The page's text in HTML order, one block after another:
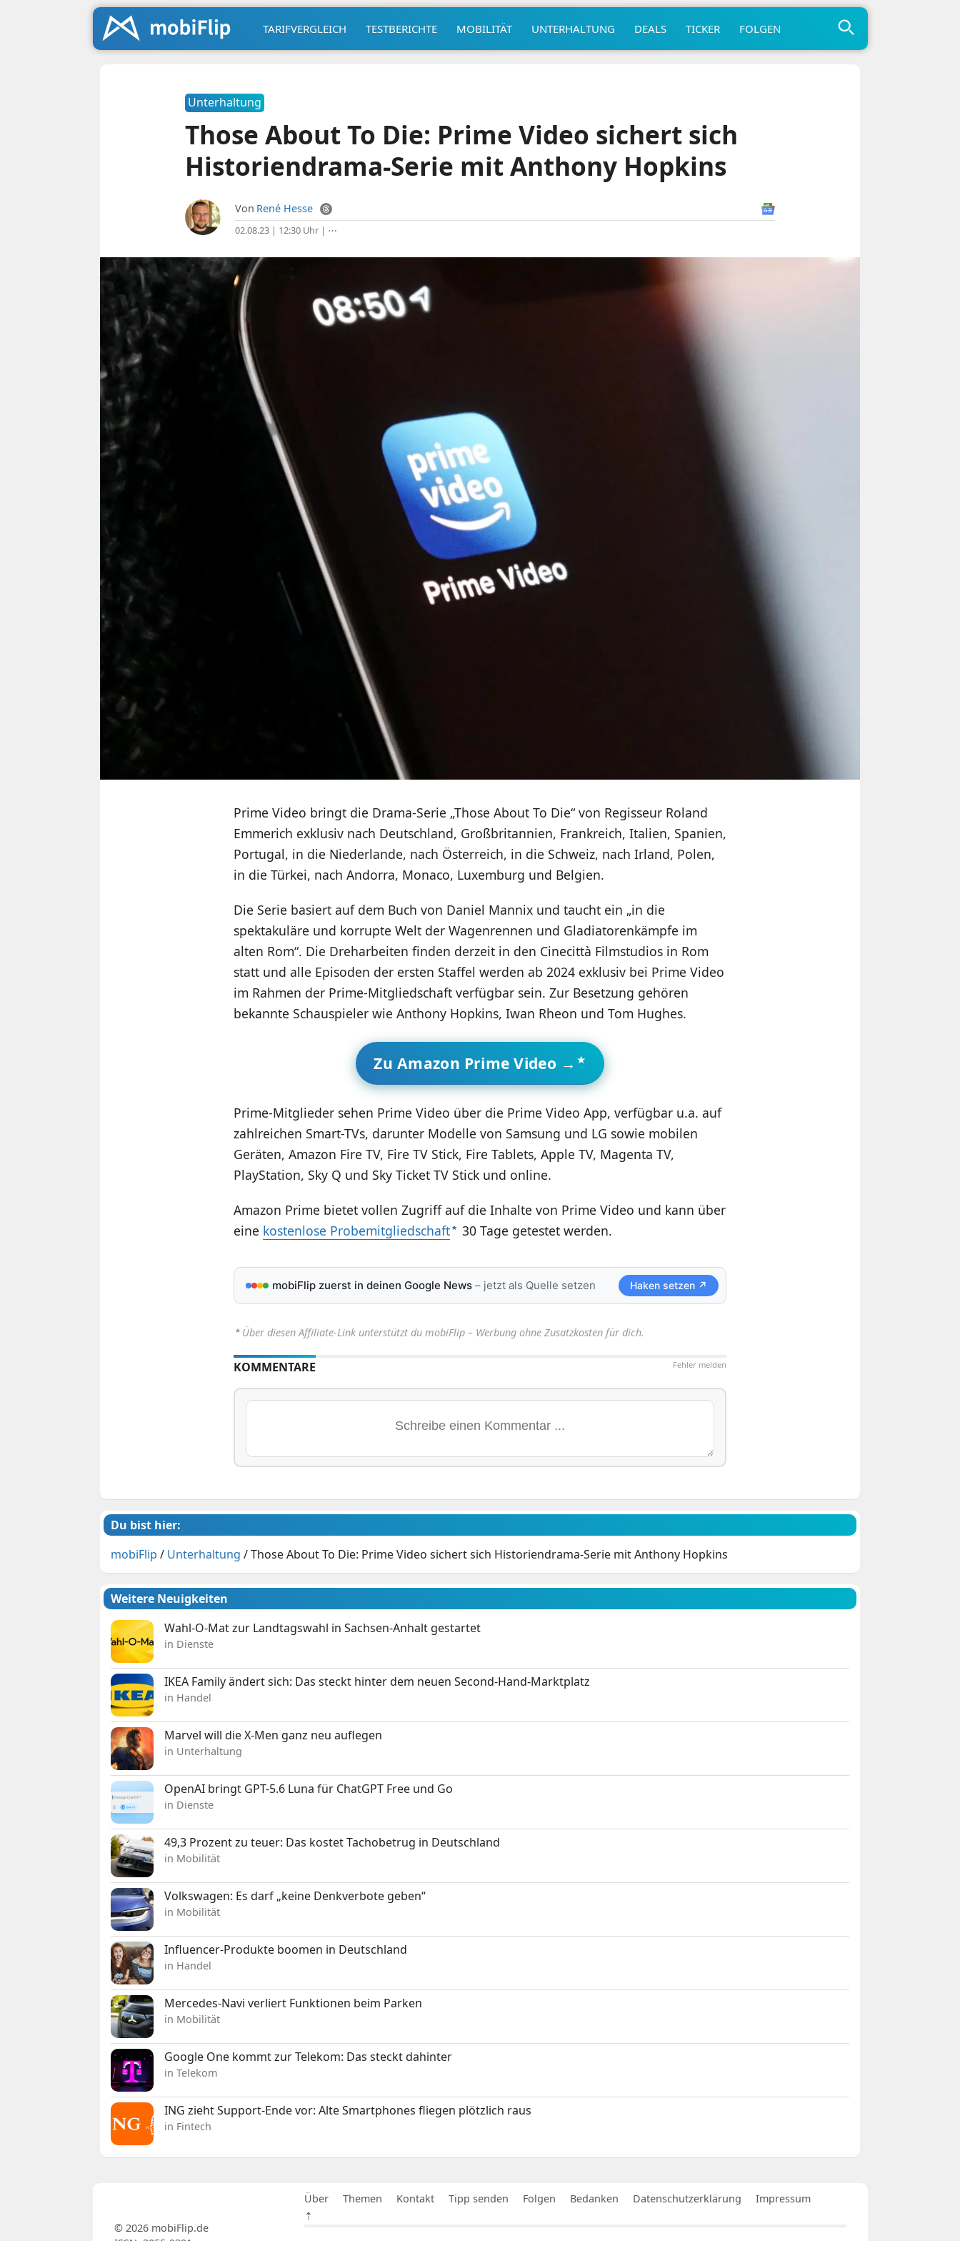
TARIFVERGLEICH TESTBERICHTE MOBILITÄT UNTERHALTUNG DEALS TICKER FOLGEN
Unterhaltung
Those About To Die: Prime Video sichert sich
Historiendrama-Serie mit Anthony Hopkins
Von René Hesse
02.08.23 | 12:30 Uhr| ⋯
Prime Video bringt die Drama-Serie „Those About To Die“ von Regisseur Roland
Emmerich exklusiv nach Deutschland, Großbritannien, Frankreich, Italien, Spanien,
Portugal, in die Niederlande, nach Österreich, in die Schweiz, nach Irland, Polen,
in die Türkei, nach Andorra, Monaco, Luxemburg und Belgien.
Die Serie basiert auf dem Buch von Daniel Mannix und taucht ein „in die
spektakuläre und korrupte Welt der Wagenrennen und Gladiatorenkämpfe im
alten Rom“. Die Dreharbeiten finden derzeit in den Cinecittà Filmstudios in Rom
statt und alle Episoden der ersten Staffel werden ab 2024 exklusiv bei Prime Video
im Rahmen der Prime-Mitgliedschaft verfügbar sein. Zur Besetzung gehören
bekannte Schauspieler wie Anthony Hopkins, Iwan Rheon und Tom Hughes.
Zu Amazon Prime Video →
Prime-Mitglieder sehen Prime Video über die Prime Video App, verfügbar u.a. auf
zahlreichen Smart-TVs, darunter Modelle von Samsung und LG sowie mobilen
Geräten, Amazon Fire TV, Fire TV Stick, Fire Tablets, Apple TV, Magenta TV,
PlayStation, Sky Q und Sky Ticket TV Stick und online.
Amazon Prime bietet vollen Zugriff auf die Inhalte von Prime Video und kann über
eine kostenlose Probemitgliedschaft 30 Tage getestet werden.
mobiFlip zuerst in deinen Google News– jetzt als Quelle setzen Haken setzen ↗
⋆ Über diesen Affiliate-Link unterstützt du mobiFlip – Werbung ohne Zusatzkosten für dich.
Fehler melden
KOMMENTARE
Du bist hier:
mobiFlip / Unterhaltung /Those About To Die: Prime Video sichert sich Historiendrama-Serie mit Anthony Hopkins
Weitere Neuigkeiten
Wahl-O-Mat zur Landtagswahl in Sachsen-Anhalt gestartet
in Dienste
IKEA Family ändert sich: Das steckt hinter dem neuen Second-Hand-Marktplatz
in Handel
Marvel will die X-Men ganz neu auflegen
in Unterhaltung
OpenAI bringt GPT-5.6 Luna für ChatGPT Free und Go
in Dienste
49,3 Prozent zu teuer: Das kostet Tachobetrug in Deutschland
in Mobilität
Volkswagen: Es darf „keine Denkverbote geben“
in Mobilität
Influencer-Produkte boomen in Deutschland
in Handel
Mercedes-Navi verliert Funktionen beim Parken
in Mobilität
Google One kommt zur Telekom: Das steckt dahinter
in Telekom
ING zieht Support-Ende vor: Alte Smartphones fliegen plötzlich raus
in Fintech
Über Themen Kontakt Tipp senden Folgen Bedanken Datenschutzerklärung
Impressum
⇡
© 2026 mobiFlip.de